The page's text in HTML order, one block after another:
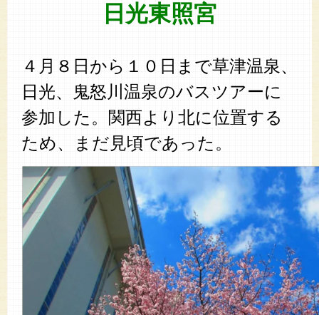
日光東照宮
４月８日から１０日まで草津温泉、
日光、鬼怒川温泉のバスツアーに
参加した。関西より北に位置する
ため、まだ見頃であった。